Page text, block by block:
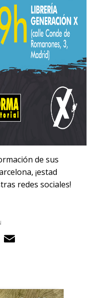
de sus
¡estad
redes sociales!
Pinterest